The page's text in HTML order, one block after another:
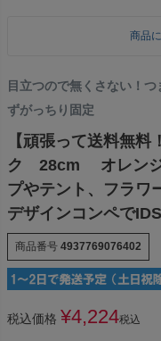
商品
目立つので無くさない！
ずがっちり固定
【頑張って送料無
ク 28cm オレン
プやテント、フラワ
デザインコンペで
商品番号 4937769076402
税込価格 ¥4,224税込